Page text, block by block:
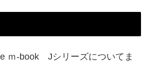
ｍ-book Jシリーズについてま